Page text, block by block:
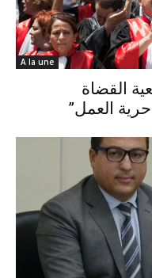
A la une
القضاة
العمل”